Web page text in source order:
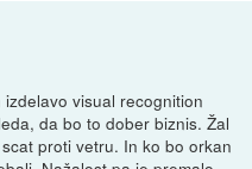
visual recognition
da bo to dober biznis. Žal
proti vetru. In ko bo orkan